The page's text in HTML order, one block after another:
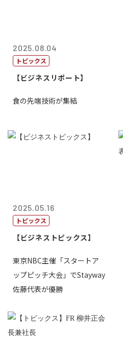
2025.08.04
トピックス
【ビジネスリポート】
食の先端技術が集結
2025.05.16
トピックス
【ビジネストピックス】
東京NBC主催「スタートア
ップピッチ大会」でStayway
佐藤代表が優勝